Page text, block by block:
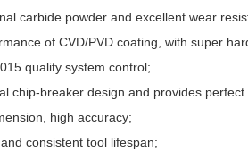
carbide powder and excellent wear
of CVD/PVD coating, with super
quality system control;
chip-breaker design and provides
high accuracy;
consistent tool lifespan;